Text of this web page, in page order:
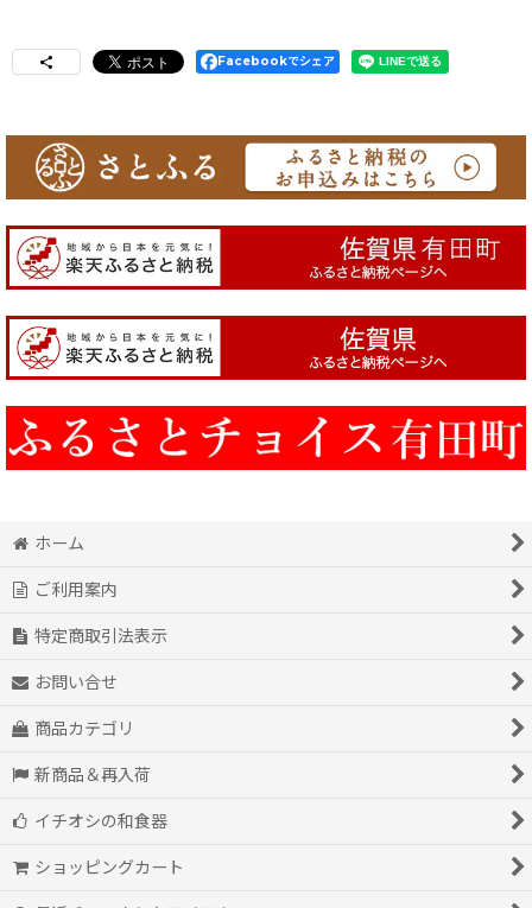
Facebookでシェア
ホーム
ご利用案内
特定商取引法表示
お問い合せ
商品カテゴリ
新商品＆再入荷
イチオシの和食器
ショッピングカート